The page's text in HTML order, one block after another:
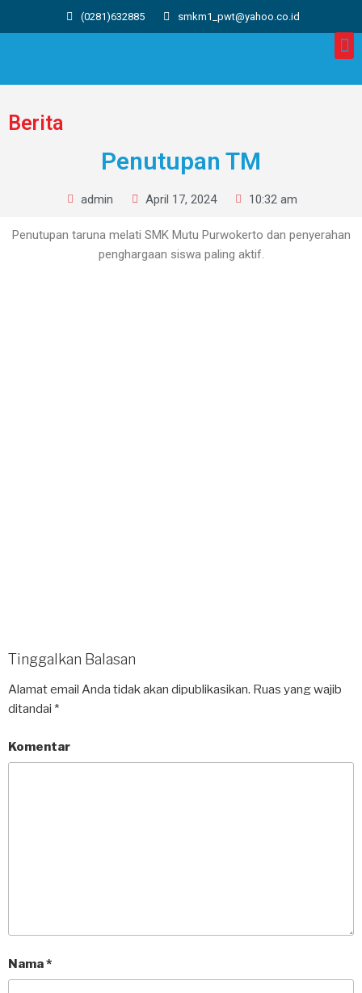
(0281)632885 smkm1_pwt@yahoo.co.id
Berita
Penutupan TM
admin April 17, 2024 10:32 am
Penutupan taruna melati SMK Mutu Purwokerto dan penyerahan
penghargaan siswa paling aktif.
Tinggalkan Balasan
Alamat email Anda tidak akan dipublikasikan. Ruas yang wajib
ditandai *
Komentar
Nama*